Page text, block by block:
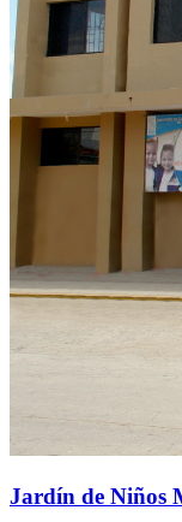
Jardín de Niños